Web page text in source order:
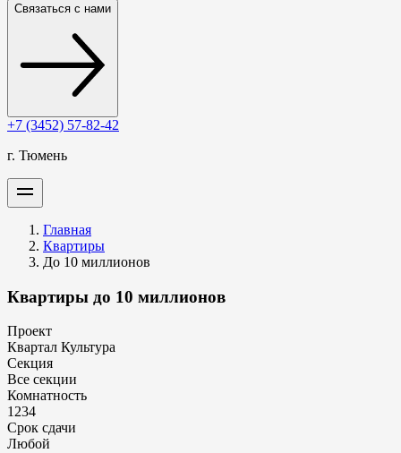
Связаться с нами
+7 (3452) 57-82-42
г. Тюмень
Главная
Квартиры
До 10 миллионов
Квартиры до 10 миллионов
Проект
Квартал Культура
Секция
Все секции
Комнатность
1 234
Срок сдачи
Любой